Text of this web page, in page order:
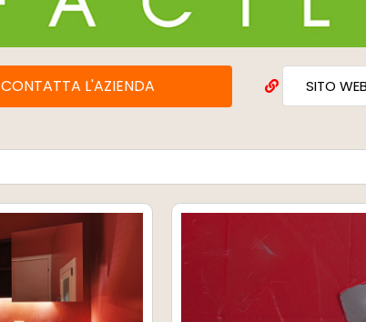
CONTATTA L'AZIENDA SITO